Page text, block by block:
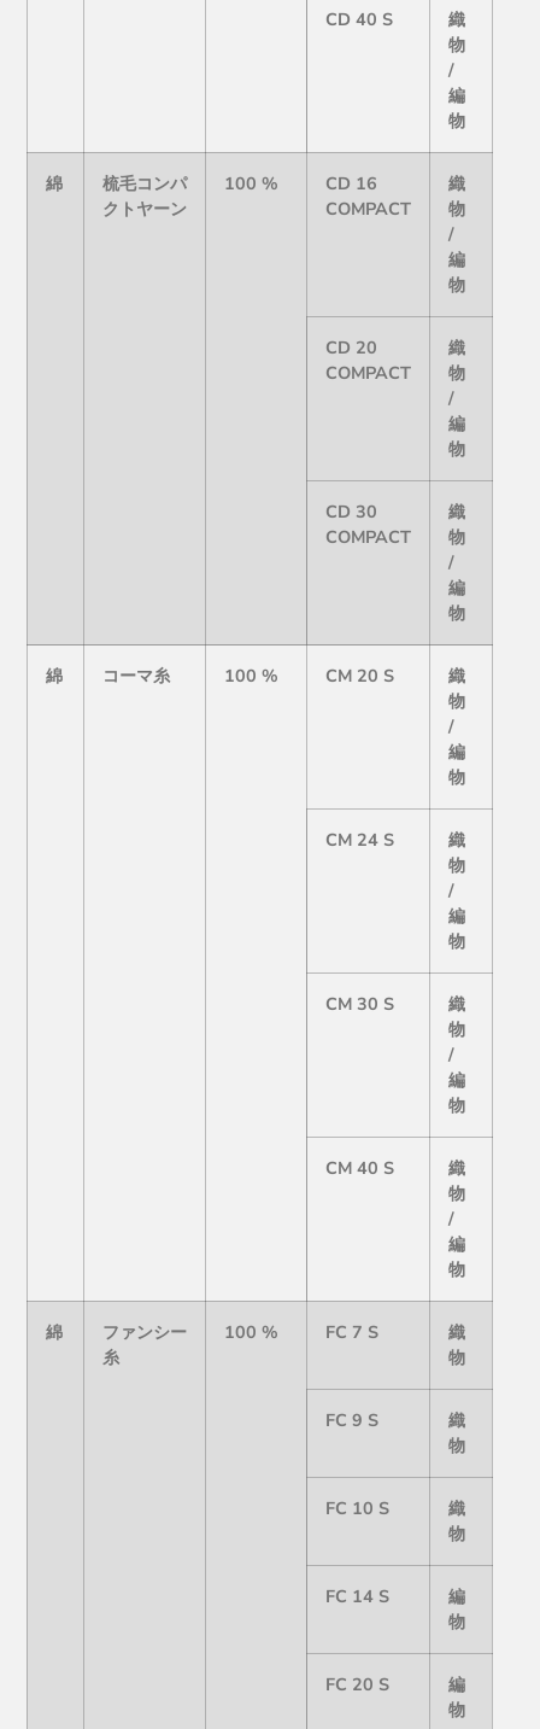
CD 40 S
織
物
/
編
物
綿
梳毛コンパ
クトヤーン
100 %
CD 16
COMPACT
織
物
/
編
物
CD 20
COMPACT
織
物
/
編
物
CD 30
COMPACT
織
物
/
編
物
綿 コーマ糸 100 % CM 20 S
織
物
/
編
物
CM 24 S
織
物
/
編
物
CM 30 S
織
物
/
編
物
CM 40 S
織
物
/
編
物
綿
ファンシー
糸
100 % FC 7 S
織
物
FC 9 S
織
物
FC 10 S
織
物
FC 14 S
編
物
FC 20 S
編
物